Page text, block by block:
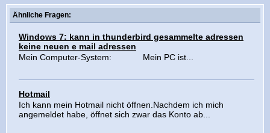
Ähnliche Fragen:
Windows 7: kann in thunderbird gesammelte adressen
keine neuen e mail adressen
Mein Computer-System: Mein PC ist...
Hotmail
Ich kann mein Hotmail nicht öffnen.Nachdem ich mich
angemeldet habe, öffnet sich zwar das Konto ab...